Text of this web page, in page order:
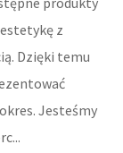
z
Dzięki temu
Jesteśmy